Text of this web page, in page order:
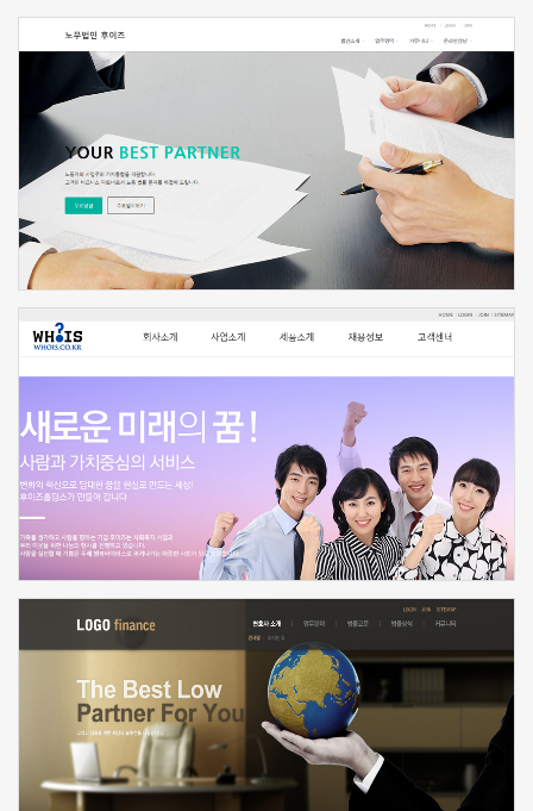
신청하기
신청하기
신청하기